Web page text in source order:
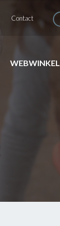
Contact
WEBWINKEL